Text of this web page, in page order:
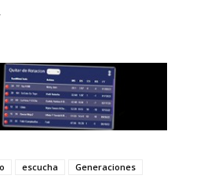
escucha
Generaciones